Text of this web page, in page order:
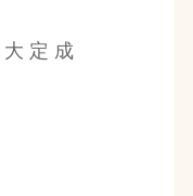
大 定 成